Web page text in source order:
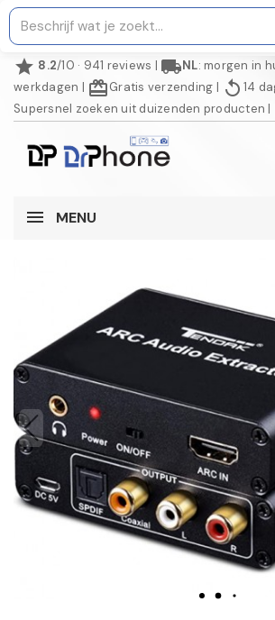
star 8.2/10 · 941 reviews | local_shippingNL: morgen in
werkdagen | redeemGratis verzending | replay 14
Supersnel zoeken uit duizenden producten |
MENU